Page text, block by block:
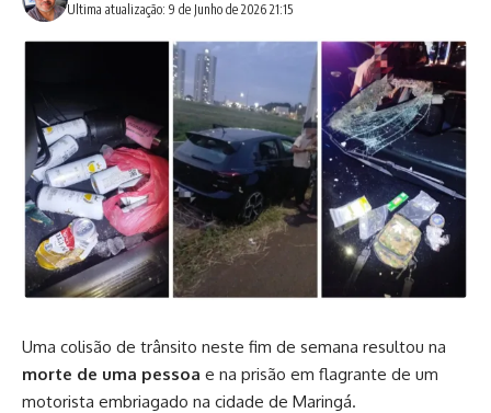
Ultima atualização: 9 de Junho de 2026 21:15
Uma colisão de trânsito neste fim de semana resultou na
morte de uma pessoa e na prisão em flagrante de um
motorista embriagado na cidade de Maringá.